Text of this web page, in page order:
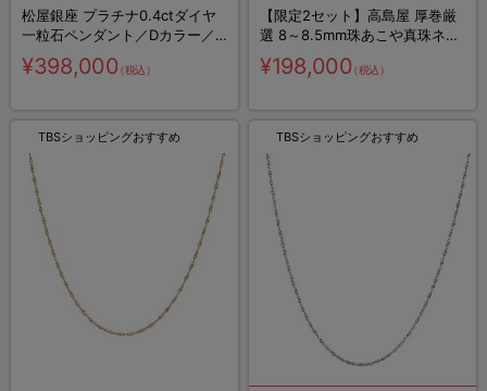
松屋銀座 プラチナ0.4ctダイヤ
一粒石ペンダント／Dカラー／IF
クラス／3EX(トリプルエクセレ
ント)カット／鑑定書付き
¥398,000（税込）
【限定2セット】高島屋 厚巻厳
選 8～8.5mm珠あこや真珠ネッ
クレスセット／8mmあこや真珠
イヤリングorピアス
¥198,000（税込）
TBSショッピングおすすめ TBSショッピングおすすめ